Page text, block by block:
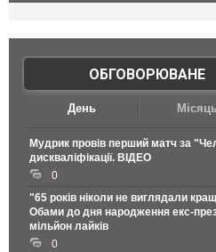
ОБГОВОРЮВАНЕ|
День
Мудрик провів перший матч за
дискваліфікації. ВІДЕО
0
"65 років ніколи не виглядали
Обами до дня народження екс-
мільйон лайків
0